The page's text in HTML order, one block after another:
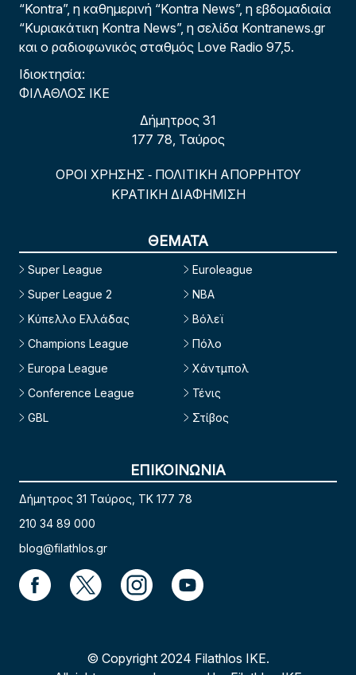
“Kontra”, η καθημερινή “Kontra News”, η εβδομαδιαία
“Κυριακάτικη Kontra News”, η σελίδα Kontranews.gr
και ο ραδιοφωνικός σταθμός Love Radio 97,5.
Ιδιοκτησία:
ΦΙΛΑΘΛΟΣ ΙΚΕ
Δήμητρος 31
177 78, Ταύρος
ΟΡΟΙ ΧΡΗΣΗΣ - ΠΟΛΙΤΙΚΗ ΑΠΟΡΡΗΤΟΥ
ΚΡΑΤΙΚΗ ΔΙΑΦΗΜΙΣΗ
ΘΕΜΑΤΑ
Super League
Super League 2
Κύπελλο Ελλάδας
Champions League
Europa League
Conference League
GBL
Euroleague
NBA
Βόλεϊ
Πόλο
Χάντμπολ
Τένις
Στίβος
ΕΠΙΚΟΙΝΩΝΙΑ
Δήμητρος 31 Ταύρος, TK 177 78
210 34 89 000
blog@filathlos.gr
© Copyright 2024 Filathlos ΙΚΕ.